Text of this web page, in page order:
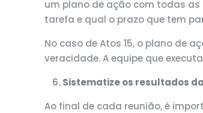
um plano de ação com todas
tarefa e qual o prazo que tem
No caso de Atos 15, o plano de
veracidade. A equipe que
Sistematize os resultados
Ao final de cada reunião, é